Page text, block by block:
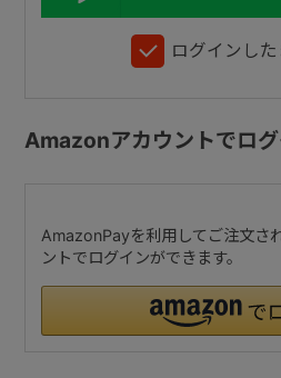
ログインし
Amazonアカウントでロ
AmazonPayを利用してご注文さ
ントでログインができます。